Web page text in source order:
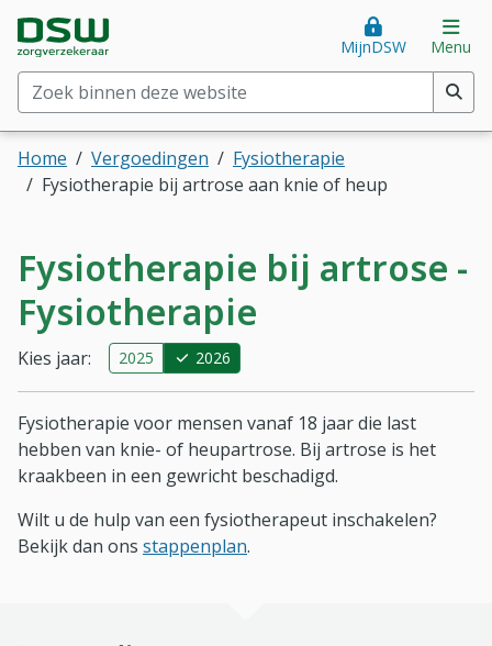
Direct naar hoofdinhoud
Direct naar hoofdmenuDSW Zorgverzekeraar. Goed voor je.
Zoek binnen deze website(min. 2 tekens)
MijnDSW Menu
Home Vergoedingen
Fysiotherapie
Fysiotherapie bij artrose aan knie of heup
Fysiotherapie bij artrose -
Fysiotherapie
Kies jaar: 2025 2026
Fysiotherapie voor mensen vanaf 18 jaar die last
hebben van knie- of heupartrose. Bij artrose is het
kraakbeen in een gewricht beschadigd.
Wilt u de hulp van een fysiotherapeut inschakelen?
Bekijk dan ons stappenplan.